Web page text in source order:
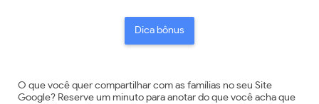
Dica bônus
O que você quer compartilhar com as famílias no seu Site
Google? Reserve um minuto para anotar do que você acha que